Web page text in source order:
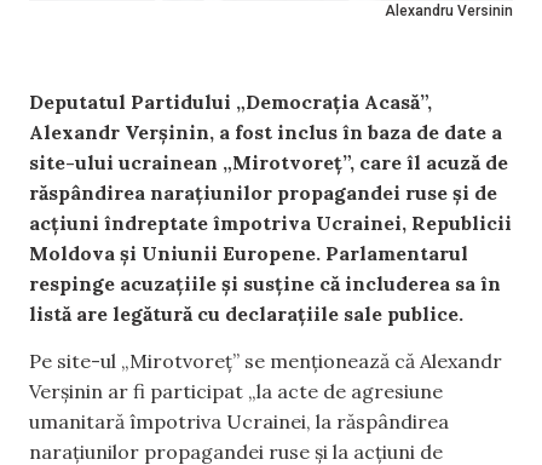
Alexandru Versinin
Deputatul Partidului „Democrația Acasă”,
Alexandr Verșinin, a fost inclus în baza de date a
site-ului ucrainean „Mirotvoreț”, care îl acuză de
răspândirea narațiunilor propagandei ruse și de
acțiuni îndreptate împotriva Ucrainei, Republicii
Moldova și Uniunii Europene. Parlamentarul
respinge acuzațiile și susține că includerea sa în
listă are legătură cu declarațiile sale publice.
Pe site-ul „Mirotvoreț” se menționează că Alexandr
Verșinin ar fi participat „la acte de agresiune
umanitară împotriva Ucrainei, la răspândirea
narațiunilor propagandei ruse și la acțiuni de